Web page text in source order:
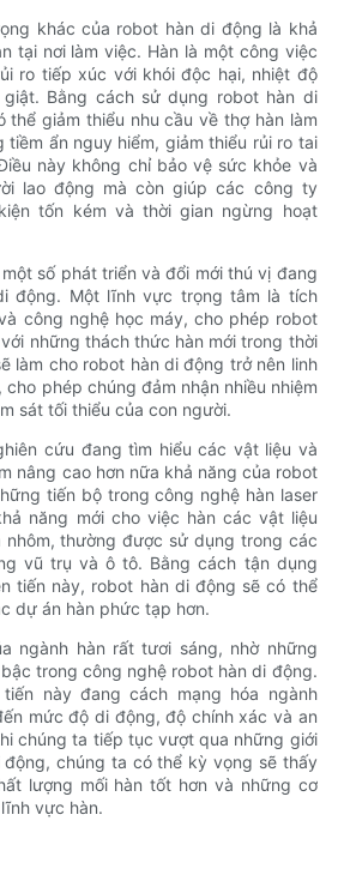
khác của robot hàn di động là khả
tại nơi làm việc. Hàn là một công việc
ro tiếp xúc với khói độc hại, nhiệt độ
Bằng cách sử dụng robot hàn di
giảm thiểu nhu cầu về thợ hàn làm
ẩn nguy hiểm, giảm thiểu rủi ro tai
này không chỉ bảo vệ sức khỏe và
lao động mà còn giúp các công ty
tốn kém và thời gian ngừng hoạt
số phát triển và đổi mới thú vị đang
động. Một lĩnh vực trọng tâm là tích
công nghệ học máy, cho phép robot
những thách thức hàn mới trong thời
làm cho robot hàn di động trở nên linh
cho phép chúng đảm nhận nhiều nhiệm
sát tối thiểu của con người.
cứu đang tìm hiểu các vật liệu và
nâng cao hơn nữa khả năng của robot
tiến bộ trong công nghệ hàn laser
năng mới cho việc hàn các vật liệu
thường được sử dụng trong các
vũ trụ và ô tô. Bằng cách tận dụng
tiến này, robot hàn di động sẽ có thể
dự án hàn phức tạp hơn.
ngành hàn rất tươi sáng, nhờ những
trong công nghệ robot hàn di động.
này đang cách mạng hóa ngành
mức độ di động, độ chính xác và an
chúng ta tiếp tục vượt qua những giới
chúng ta có thể kỳ vọng sẽ thấy
lượng mối hàn tốt hơn và những cơ
vực hàn.